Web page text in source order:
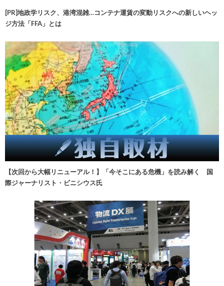
[PR]地政学リスク、港湾混雑…コンテナ運賃の変動リスクへの新しいヘッ
ジ方法「FFA」とは
【次回から大幅リニューアル！】「今そこにある危機」を読み解く 国
際ジャーナリスト・ビニシウス氏